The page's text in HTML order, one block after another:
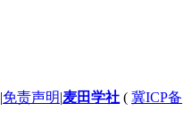
|免责声明|麦田学社 ( 冀ICP备